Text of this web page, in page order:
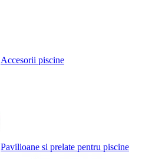
Accesorii piscine
Pavilioane si prelate pentru piscine